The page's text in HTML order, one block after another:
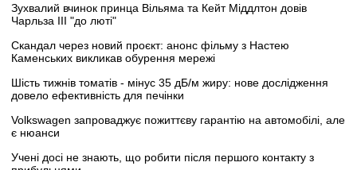
Зухвалий вчинок принца Вільяма та Кейт Міддлтон довів
Чарльза III "до люті"
Скандал через новий проєкт: анонс фільму з Настею
Каменських викликав обурення мережі
Шість тижнів томатів - мінус 35 дБ/м жиру: нове дослідження
довело ефективність для печінки
Volkswagen запроваджує пожиттєву гарантію на автомобілі, але
є нюанси
Учені досі не знають, що робити після першого контакту з